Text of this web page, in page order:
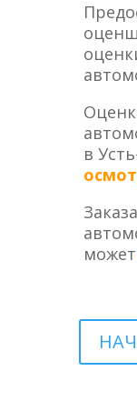
в
может